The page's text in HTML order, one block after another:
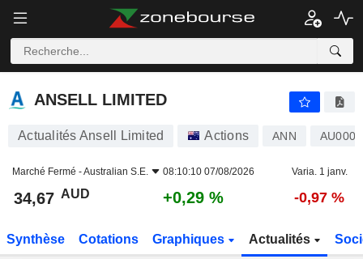
ANSELL LIMITED
ANSELL LIMITED
Actualités Ansell Limited Actions ANN
Marché Fermé -Australian S.E. 08:10:10 07/08/2026 Varia. 1 janv.
34,67 AUD +0,29 % -0,97 %
Synthèse Cotations Graphiques Actualités